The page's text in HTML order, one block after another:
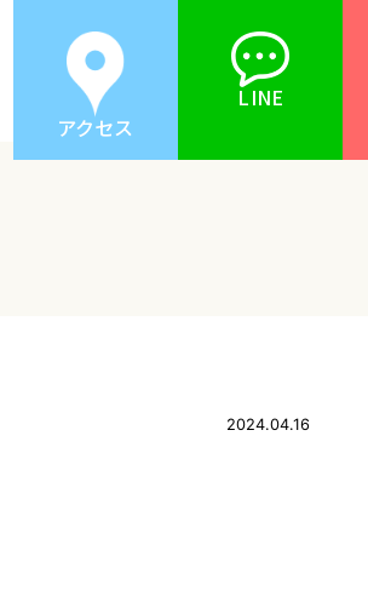
アクセス
LINE
2024.04.16